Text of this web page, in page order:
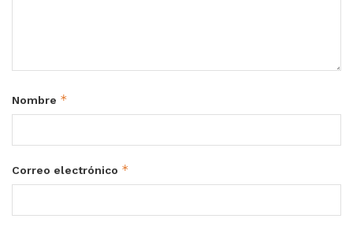
Nombre *
Correo electrónico *